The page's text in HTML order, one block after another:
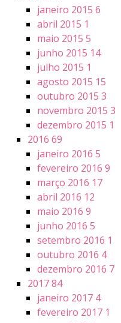
janeiro 2015 6
abril 2015 1
maio 2015 5
junho 2015 14
julho 2015 1
agosto 2015 15
outubro 2015 3
novembro 2015 3
dezembro 2015 1
2016 69
janeiro 2016 5
fevereiro 2016 9
março 2016 17
abril 2016 12
maio 2016 9
junho 2016 5
setembro 2016 1
outubro 2016 4
dezembro 2016 7
201784
janeiro 2017 4
fevereiro 2017 1